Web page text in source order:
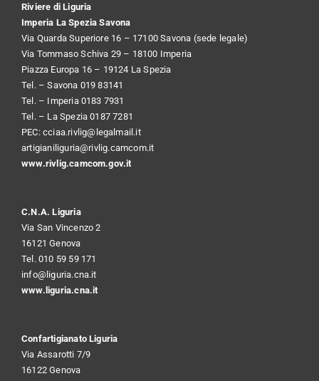
Riviere di Liguria
Imperia La Spezia Savona
Via Quarda Superiore 16 – 17100 Savona (sede legale)
Via Tommaso Schiva 29 – 18100 Imperia
Piazza Europa 16 – 19124 La Spezia
Tel. – Savona 019 83141
Tel. – Imperia 0183 7931
Tel. – La Spezia 0187 7281
PEC: cciaa.rivlig@legalmail.it
artigianiliguria@rivlig.camcom.it
www.rivlig.camcom.gov.it
C.N.A. Liguria
Via San Vincenzo 2
16121 Genova
Tel. 010 59 59 171
info@liguria.cna.it
www.liguria.cna.it
Confartigianato Liguria
Via Assarotti 7/9
16122 Genova